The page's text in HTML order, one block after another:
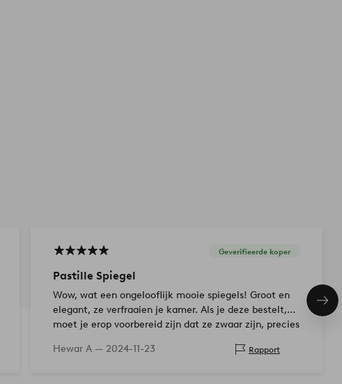
Geverifieerde koper
Pastille Spiegel
Wow, wat een ongelooflijk mooie spiegels! Groot en
elegant, ze verfraaien je kamer. Als je deze bestelt,
moet je erop voorbereid zijn dat ze zwaar zijn, precies
Hewar A — 2024-11-23 Rapport